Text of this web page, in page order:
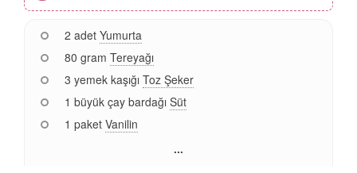
2 adet Yumurta
80 gram Tereyağı
3 yemek kaşığı Toz Şeker
1 büyük çay bardağı Süt
1 paket Vanilin
...